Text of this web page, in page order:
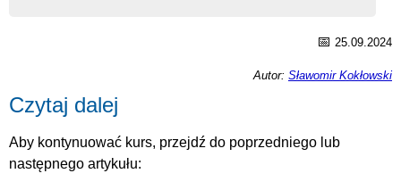
📅 25.09.2024
Autor: Sławomir Kokłowski
Czytaj dalej
Aby kontynuować kurs, przejdź do poprzedniego lub
następnego artykułu: